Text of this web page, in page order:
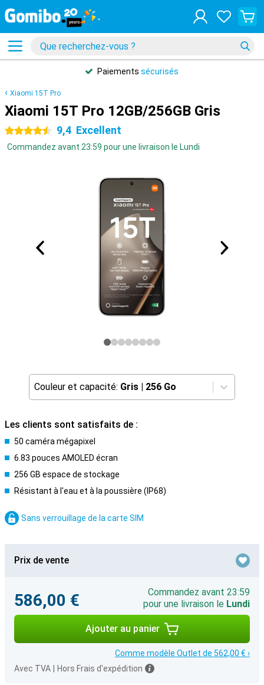
Paiements sécurisés
Xiaomi 15T Pro
Xiaomi 15T Pro 12GB/256GB Gris
4.5 étoiles 9,4 Excellent
Commandez avant 23:59 pour une livraison le Lundi
Couleur et capacité: Gris | 256 Go
Les clients sont satisfaits de :
50 caméra mégapixel
6.83 pouces AMOLED écran
256 GB espace de stockage
Résistant à l'eau et à la poussière (IP68)
Sans verrouillage de la carte SIM
Prix de vente
586,00 €
Commandez avant 23:59
pour une livraison le Lundi
Ajouter au panier
Comme modèle Outlet de 562,00 € ›
Avec TVA
Hors Frais d'expédition